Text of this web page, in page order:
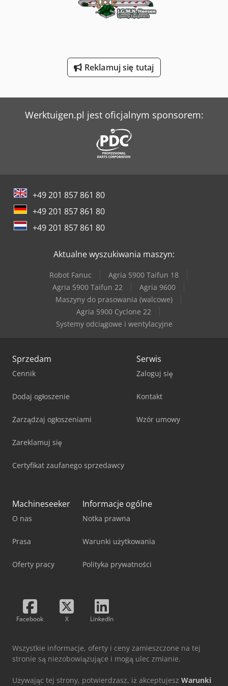
Reklamuj się tutaj
Werktuigen.pl jest oficjalnym sponsorem:
+49 201 857 861 80
+49 201 857 861 80
+49 201 857 861 80
Aktualne wyszukiwania maszyn:
Robot Fanuc
Agria 5900 Taifun 18
Agria 5900 Taifun 22
Agria 9600
Maszyny do prasowania (walcowe)
Agria 5900 Cyclone 22
Systemy odciągowe i wentylacyjne
Sprzedam
Cennik
Dodaj ogłoszenie
Zarządzaj ogłoszeniami
Zareklamuj się
Certyfikat zaufanego sprzedawcy
Serwis
Zaloguj się
Kontakt
Wzór umowy
Machineseeker
O nas
Prasa
Oferty pracy
Informacje ogólne
Notka prawna
Warunki użytkowania
Polityka prywatności
Facebook X LinkedIn
Wszystkie informacje, oferty i ceny zamieszczone na tej
stronie są niezobowiązujące i mogą ulec zmianie.
Używając tej strony, potwierdzasz, iż akceptujesz Warunki